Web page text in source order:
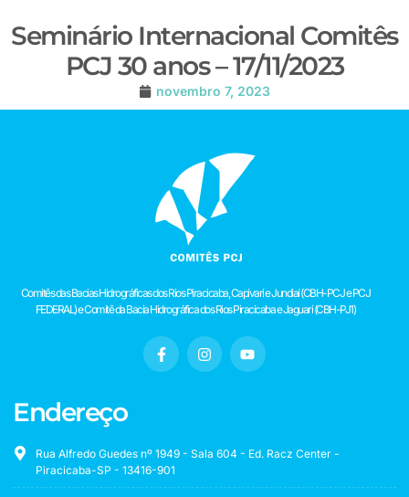
Seminário Internacional Comitês
PCJ 30 anos – 17/11/2023
novembro 7, 2023
Comitês das Bacias Hidrográficas dos Rios Piracicaba, Capivari e Jundiaí (CBH-PCJ e PCJ
FEDERAL) e Comitê da Bacia Hidrográfica dos Rios Piracicaba e Jaguari (CBH-PJ1)
Endereço
Rua Alfredo Guedes nº 1949 - Sala 604 - Ed. Racz Center -
Piracicaba-SP - 13416-901